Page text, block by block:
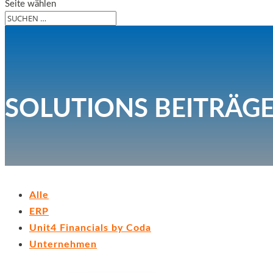
Seite wählen
SOLUTIONS
Alle
ERP
Unit4 Financials by Coda
Unternehmen